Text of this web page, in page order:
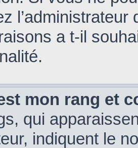
a t-il
mon rang et
qui
indiquent le